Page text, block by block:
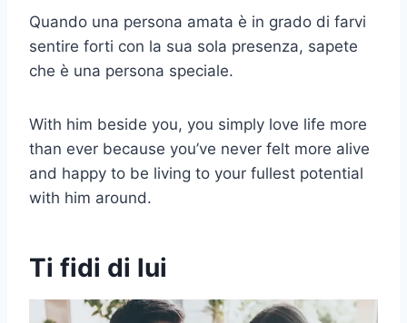
Quando una persona amata è in grado di farvi
sentire forti con la sua sola presenza, sapete
che è una persona speciale.
With him beside you, you simply love life more
than ever because you’ve never felt more alive
and happy to be living to your fullest potential
with him around.
Ti fidi di lui